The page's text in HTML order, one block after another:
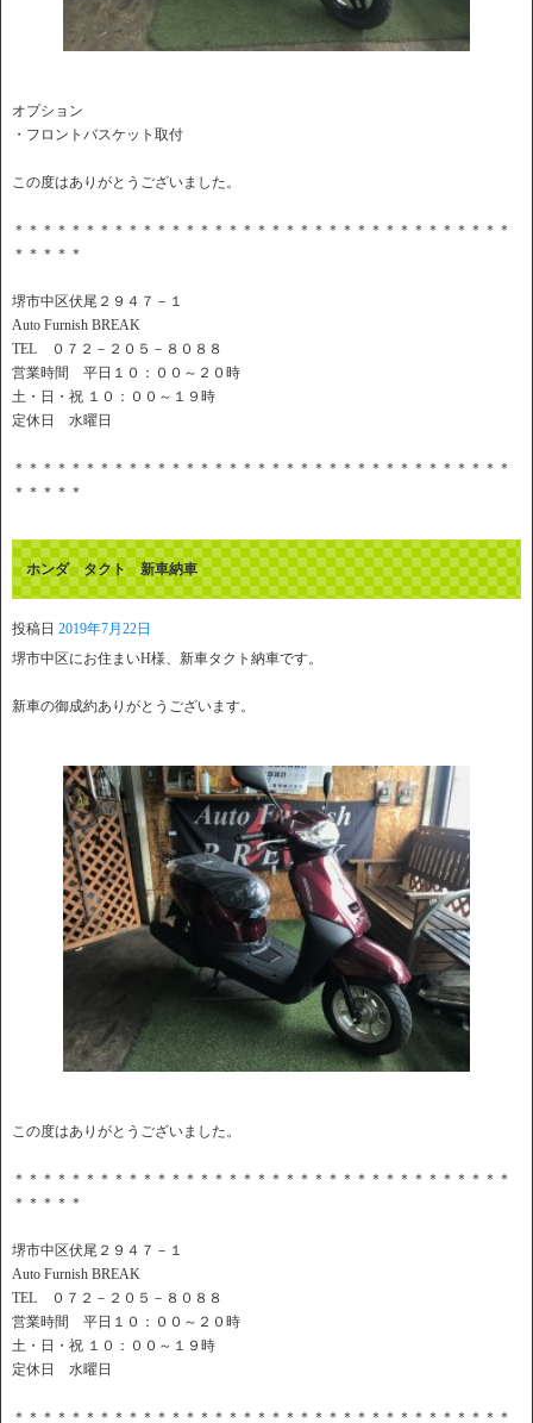
オプション
・フロントバスケット取付
この度はありがとうございました。
＊＊＊＊＊＊＊＊＊＊＊＊＊＊＊＊＊＊＊＊＊＊＊＊＊＊＊＊＊＊＊＊＊＊＊
＊＊＊＊＊
堺市中区伏尾２９４７－１
Auto Furnish BREAK
TEL ０７２－２０５－８０８８
営業時間 平日１０：００～２０時
土・日・祝 １０：００～１９時
定休日 水曜日
＊＊＊＊＊＊＊＊＊＊＊＊＊＊＊＊＊＊＊＊＊＊＊＊＊＊＊＊＊＊＊＊＊＊＊
＊＊＊＊＊
ホンダ タクト 新車納車
投稿日 2019年7月22日
堺市中区にお住まいH様、新車タクト納車です。
新車の御成約ありがとうございます。
この度はありがとうございました。
＊＊＊＊＊＊＊＊＊＊＊＊＊＊＊＊＊＊＊＊＊＊＊＊＊＊＊＊＊＊＊＊＊＊＊
＊＊＊＊＊
堺市中区伏尾２９４７－１
Auto Furnish BREAK
TEL ０７２－２０５－８０８８
営業時間 平日１０：００～２０時
土・日・祝 １０：００～１９時
定休日 水曜日
＊＊＊＊＊＊＊＊＊＊＊＊＊＊＊＊＊＊＊＊＊＊＊＊＊＊＊＊＊＊＊＊＊＊＊